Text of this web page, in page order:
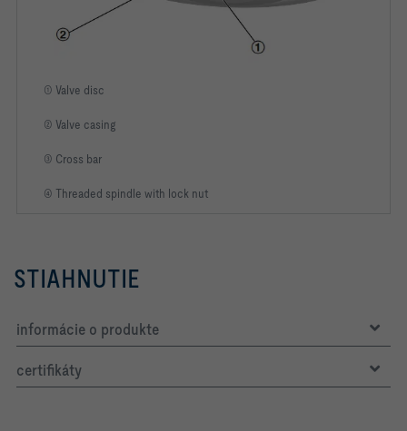
① Valve disc
② Valve casing
③ Cross bar
④ Threaded spindle with lock nut
STIAHNUTIE
informácie o produkte
certifikáty